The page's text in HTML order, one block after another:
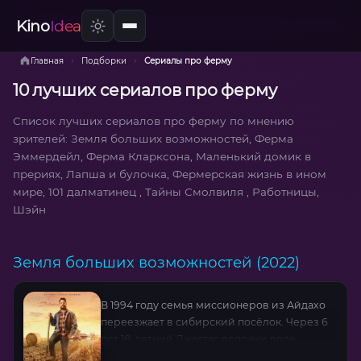
KinoIdea
Главная › Подборки › Сериалы про ферму
10 лучших сериалов про ферму
Список лучших сериалов про ферму по мнению
зрителей: Земля больших возможностей, Ферма
Эммердейл, Ферма Кларксона, Маленький домик в
прериях, Лапша и булочка, Фермерская жизнь в ином
мире, 101 далматинец , Тайны Смолвиля , Работницы,
Шэйн
Земля больших возможностей (2022)
В 1994 году семья миссионеров из Айдахо
переезжает в сибирский посёлок. Через 6
лет 18-летний Джастас вопреки воле